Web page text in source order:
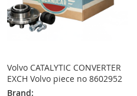
Volvo CATALYTIC CONVERTER
EXCH Volvo piece no 8602952
Brand: